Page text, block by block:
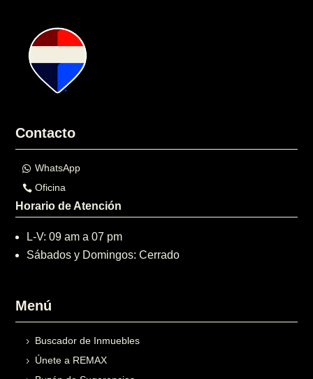
Contacto
WhatsApp
Oficina
Horario de Atención
L-V: 09 am a 07 pm
Sábados y Domingos: Cerrado
Menú
Buscador de Inmuebles
Únete a REMAX